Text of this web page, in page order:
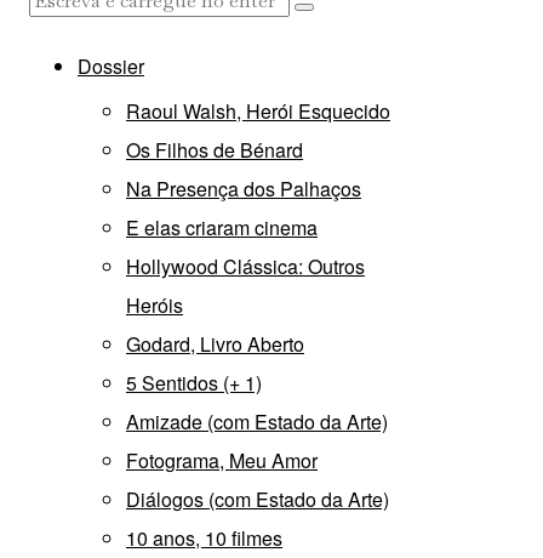
Dossier
Raoul Walsh, Herói Esquecido
Os Filhos de Bénard
Na Presença dos Palhaços
E elas criaram cinema
Hollywood Clássica: Outros
Heróis
Godard, Livro Aberto
5 Sentidos (+ 1)
Amizade (com Estado da Arte)
Fotograma, Meu Amor
Diálogos (com Estado da Arte)
10 anos, 10 filmes